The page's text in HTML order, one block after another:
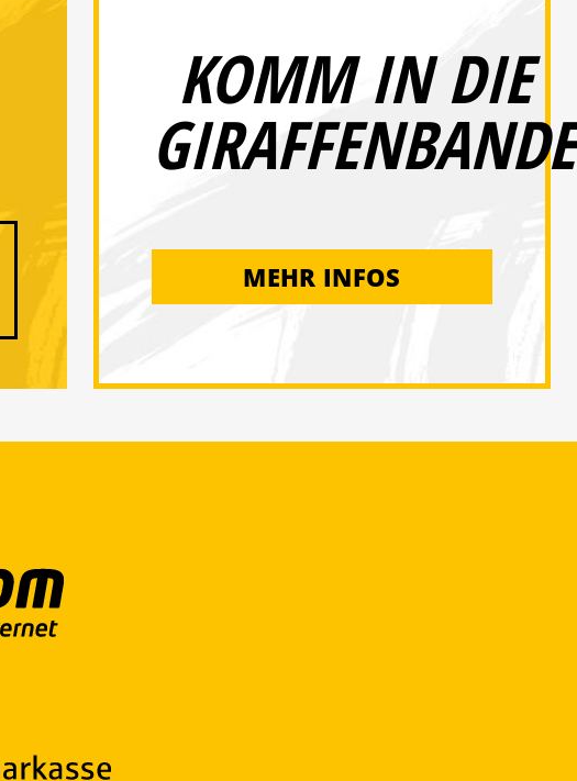
KOMM IN DIE
GIRAFFENBANDE
MEHR INFOS